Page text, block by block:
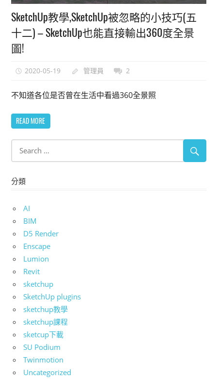
能
上
手
的
3D
軟
SketchUp教學,SketchUp被忽略的小技巧(五
十二) – SketchUp也能直接輸出360度全景
圖!
2020-05-19 管理員 2
不知道各位是否曾在生活中看過360全景照
READ MORE
分類
AI
BIM
D5 Render
Enscape
Lumion
Revit
sketchup
SketchUp plugins
sketchup教學
sketchup課程
sketcup下載
SU Podium
Twinmotion
Uncategorized